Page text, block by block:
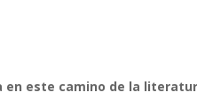
en este camino de la